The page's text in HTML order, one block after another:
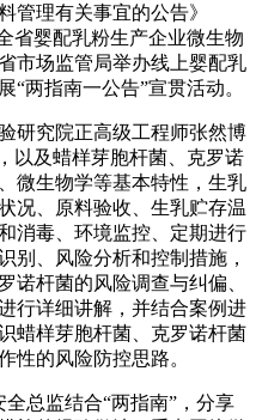
管理有关事宜的公告》
省婴配乳粉生产企业微生物
市场监管局举办线上婴配乳
“两指南一公告”宣贯活动。
究院正高级工程师张然博
以及蜡样芽胞杆菌、克罗诺
微生物学等基本特性，生乳
况、原料验收、生乳贮存温
消毒、环境监控、定期进行
别、风险分析和控制措施，
诺杆菌的风险调查与纠偏、
行详细讲解，并结合案例进
蜡样芽胞杆菌、克罗诺杆菌
性的风险防控思路。
总监结合“两指南”，分享